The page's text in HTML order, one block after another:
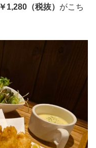
（税抜） がこち